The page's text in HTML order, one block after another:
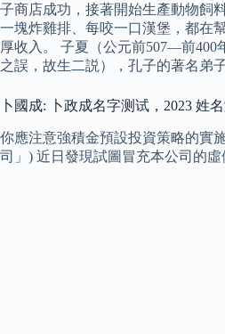
子商店成功，接著開始生產動物飼
一塊炸雞排、每咬一口漢堡，都在
厚收入。 子夏（公元前507—前400
之誤，故生二説），孔子的著名弟
卜國成: 卜政成名字测试，2023 姓
你應注意強積金預設投資策略的實
司」) 近日發現試圖冒充本公司的